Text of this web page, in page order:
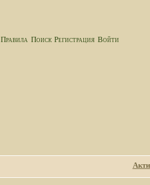
Правила Поиск Регистрация Войти